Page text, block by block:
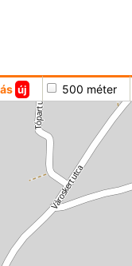
új 500 méter